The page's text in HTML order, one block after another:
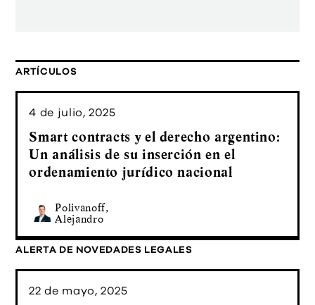
ARTÍCULOS
4 de julio, 2025
Smart contracts y el derecho argentino:
Un análisis de su inserción en el
ordenamiento jurídico nacional
Polivanoff,
Alejandro
ALERTA DE NOVEDADES LEGALES
22 de mayo, 2025